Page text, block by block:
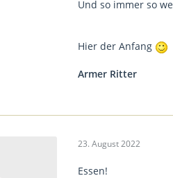
Und so immer so
Hier der Anfang
Armer Ritter
23. August 2022
Essen!